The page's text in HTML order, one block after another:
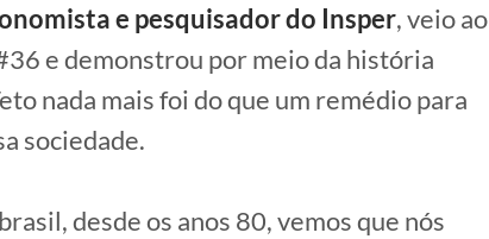
e pesquisador do Insper, veio ao
e demonstrou por meio da história
nada mais foi do que um remédio para
sociedade.
desde os anos 80, vemos que nós